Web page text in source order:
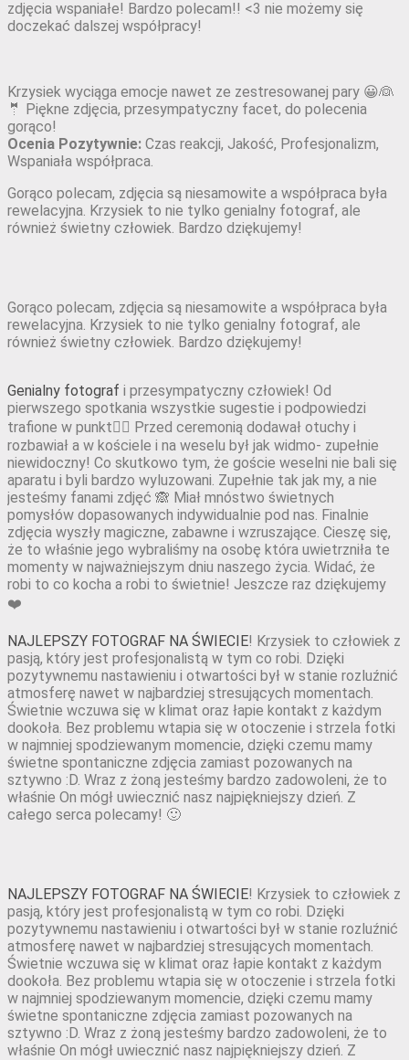
zdjęcia wspaniałe! Bardzo polecam!! <3 nie możemy się
doczekać dalszej współpracy!
Krzysiek wyciąga emocje nawet ze zestresowanej pary 😀👰
🤵 Piękne zdjęcia, przesympatyczny facet, do polecenia
gorąco!
Ocenia Pozytywnie: Czas reakcji, Jakość, Profesjonalizm,
Wspaniała współpraca.
Gorąco polecam, zdjęcia są niesamowite a współpraca była
rewelacyjna. Krzysiek to nie tylko genialny fotograf, ale
również świetny człowiek. Bardzo dziękujemy!
Gorąco polecam, zdjęcia są niesamowite a współpraca była
rewelacyjna. Krzysiek to nie tylko genialny fotograf, ale
również świetny człowiek. Bardzo dziękujemy!
Genialny fotograf i przesympatyczny człowiek! Od
pierwszego spotkania wszystkie sugestie i podpowiedzi
trafione w punkt👌🏻 Przed ceremonią dodawał otuchy i
rozbawiał a w kościele i na weselu był jak widmo- zupełnie
niewidoczny! Co skutkowo tym, że goście weselni nie bali się
aparatu i byli bardzo wyluzowani. Zupełnie tak jak my, a nie
jesteśmy fanami zdjęć 🙈 Miał mnóstwo świetnych
pomysłów dopasowanych indywidualnie pod nas. Finalnie
zdjęcia wyszły magiczne, zabawne i wzruszające. Cieszę się,
że to właśnie jego wybraliśmy na osobę która uwietrzniła te
momenty w najważniejszym dniu naszego życia. Widać, że
robi to co kocha a robi to świetnie! Jeszcze raz dziękujemy
❤️
NAJLEPSZY FOTOGRAF NA ŚWIECIE! Krzysiek to człowiek z
pasją, który jest profesjonalistą w tym co robi. Dzięki
pozytywnemu nastawieniu i otwartości był w stanie rozluźnić
atmosferę nawet w najbardziej stresujących momentach.
Świetnie wczuwa się w klimat oraz łapie kontakt z każdym
dookoła. Bez problemu wtapia się w otoczenie i strzela fotki
w najmniej spodziewanym momencie, dzięki czemu mamy
świetne spontaniczne zdjęcia zamiast pozowanych na
sztywno :D. Wraz z żoną jesteśmy bardzo zadowoleni, że to
właśnie On mógł uwiecznić nasz najpiękniejszy dzień. Z
całego serca polecamy! 🙂
NAJLEPSZY FOTOGRAF NA ŚWIECIE! Krzysiek to człowiek z
pasją, który jest profesjonalistą w tym co robi. Dzięki
pozytywnemu nastawieniu i otwartości był w stanie rozluźnić
atmosferę nawet w najbardziej stresujących momentach.
Świetnie wczuwa się w klimat oraz łapie kontakt z każdym
dookoła. Bez problemu wtapia się w otoczenie i strzela fotki
w najmniej spodziewanym momencie, dzięki czemu mamy
świetne spontaniczne zdjęcia zamiast pozowanych na
sztywno :D. Wraz z żoną jesteśmy bardzo zadowoleni, że to
właśnie On mógł uwiecznić nasz najpiękniejszy dzień. Z